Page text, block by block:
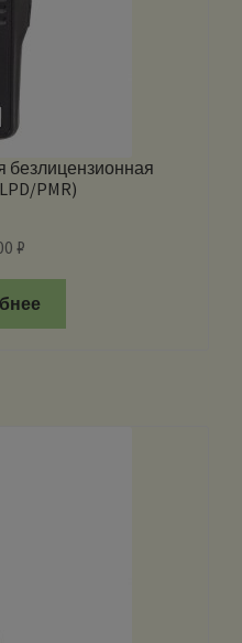
безлицензионная
PMR)
₽